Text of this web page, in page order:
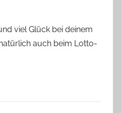
viel Glück bei deinem
auch beim Lotto-